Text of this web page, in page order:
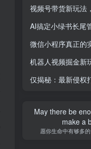
May there be
make a
愿你生命中有够多